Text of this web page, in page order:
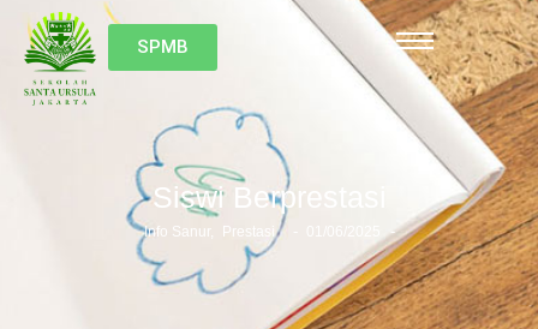
SPMB
Siswi Berprestasi
Info Sanur, Prestasi -